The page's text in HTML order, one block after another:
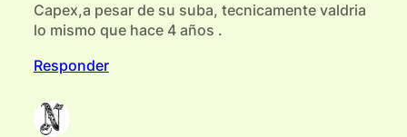
Capex,a pesar de su suba, tecnicamente valdria
lo mismo que hace 4 años .
Responder